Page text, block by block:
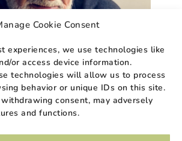
Cookie Consent
experiences, we use technologies like
or access device information.
technologies will allow us to process
behavior or unique IDs on this site.
consent, may adversely
and functions.